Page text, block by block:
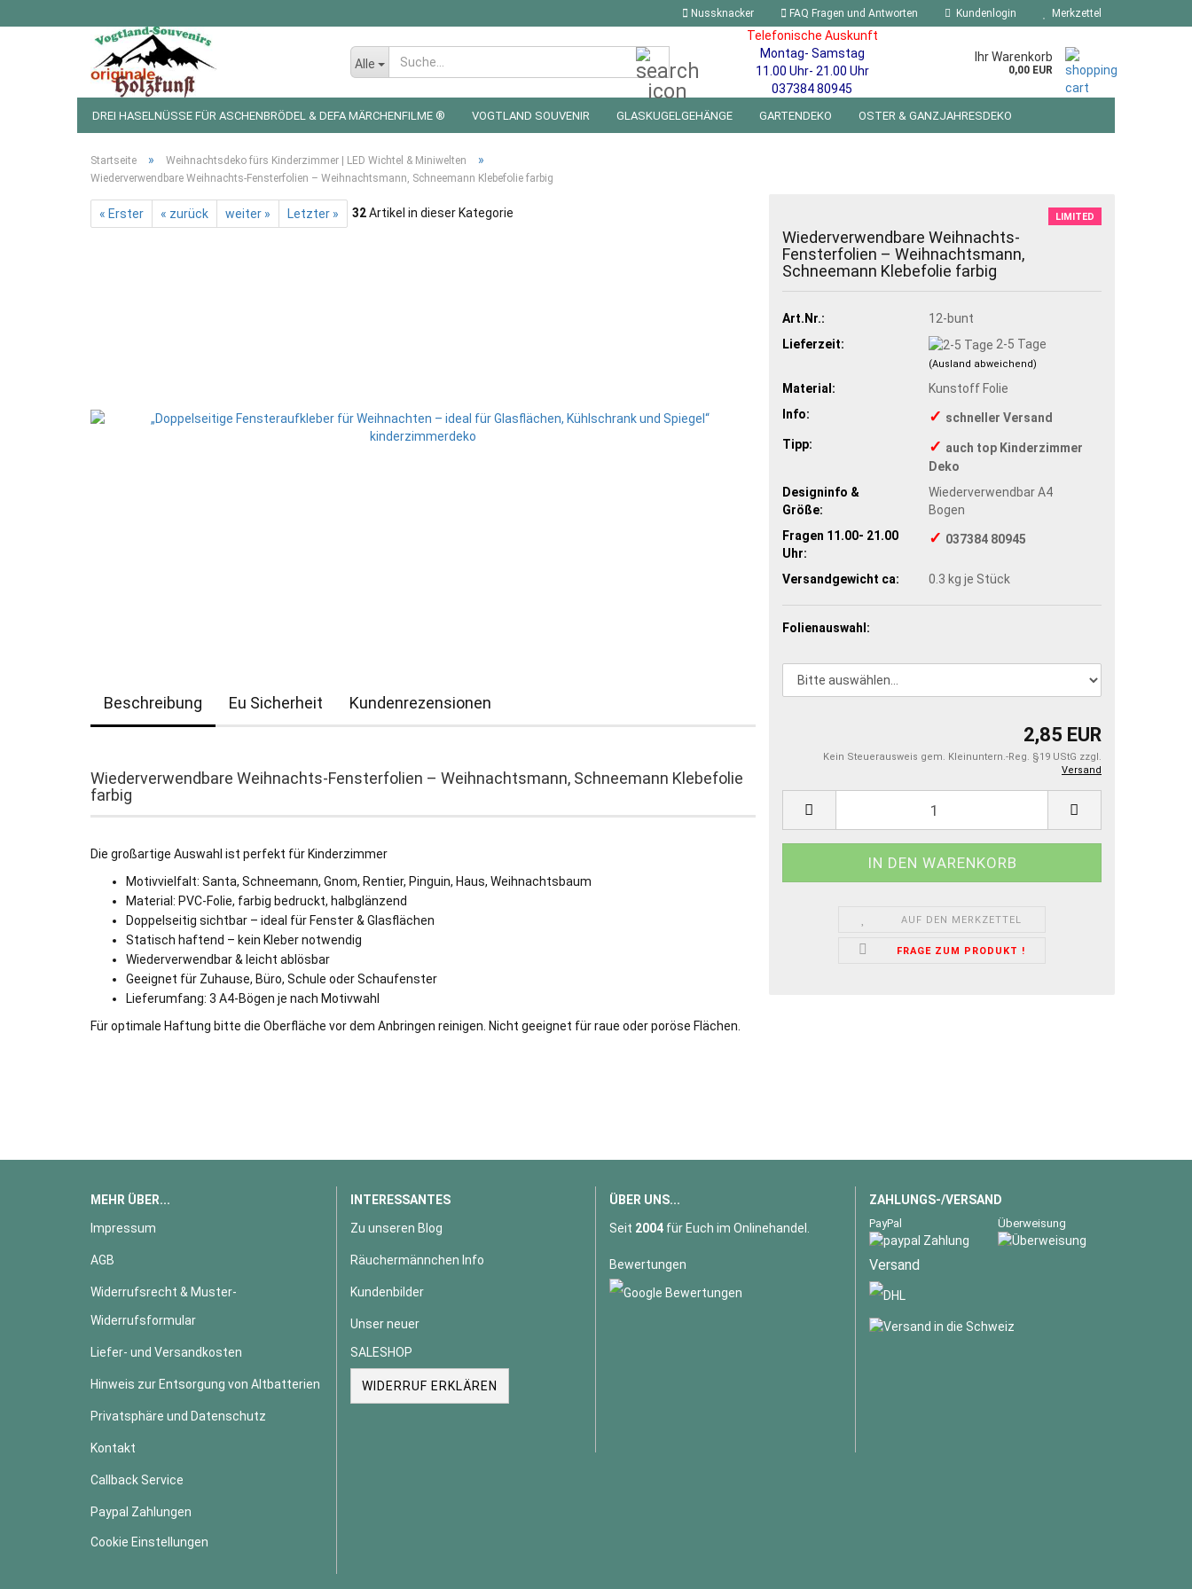
Nussknacker FAQ Fragen und Antworten Kundenlogin Merkzettel
Alle
Telefonische Auskunft
Montag- Samstag
11.00 Uhr- 21.00 Uhr
037384 80945
Ihr Warenkorb
0,00 EUR
DREI HASELNÜSSE FÜR ASCHENBRÖDEL & DEFA MÄRCHENFILME ® VOGTLAND SOUVENIR GLASKUGELGEHÄNGE GARTENDEKO OSTER & GANZJAHRESDEKO
Startseite » Weihnachtsdeko fürs Kinderzimmer | LED Wichtel & Miniwelten »
Wiederverwendbare Weihnachts-Fensterfolien – Weihnachtsmann, Schneemann Klebefolie farbig
« Erster « zurück weiter » Letzter » 32Artikel in dieser Kategorie LIMITED
Wiederverwendbare Weihnachts-
Fensterfolien – Weihnachtsmann,
Schneemann Klebefolie farbig
Art.Nr.:
12-bunt
Lieferzeit:
2-5 Tage
(Ausland abweichend)
Material:
Kunstoff Folie
Info:
✓ schneller Versand
Tipp:
✓ auch top Kinderzimmer
Deko
Designinfo &
Größe:
Wiederverwendbar A4
Bogen
Fragen 11.00- 21.00
Uhr:
✓ 037384 80945
Versandgewicht ca: 0.3 kg je Stück
Folienauswahl:
2,85 EUR
Kein Steuerausweis gem. Kleinuntern.-Reg. §19 UStG zzgl.
Versand
AUF DEN MERKZETTEL
FRAGE ZUM PRODUKT !
Beschreibung Eu Sicherheit Kundenrezensionen
Wiederverwendbare Weihnachts-Fensterfolien – Weihnachtsmann, Schneemann Klebefolie
farbig
Die großartige Auswahl ist perfekt für Kinderzimmer
Motivvielfalt: Santa, Schneemann, Gnom, Rentier, Pinguin, Haus, Weihnachtsbaum
Material: PVC-Folie, farbig bedruckt, halbglänzend
Doppelseitig sichtbar – ideal für Fenster & Glasflächen
Statisch haftend – kein Kleber notwendig
Wiederverwendbar & leicht ablösbar
Geeignet für Zuhause, Büro, Schule oder Schaufenster
Lieferumfang: 3 A4-Bögen je nach Motivwahl
Für optimale Haftung bitte die Oberfläche vor dem Anbringen reinigen. Nicht geeignet für raue oder poröse Flächen.
MEHR ÜBER...
Impressum
AGB
Widerrufsrecht & Muster-
Widerrufsformular
Liefer- und Versandkosten
Hinweis zur Entsorgung von Altbatterien
Privatsphäre und Datenschutz
Kontakt
Callback Service
Paypal Zahlungen
Cookie Einstellungen
INTERESSANTES
Zu unseren Blog
Räuchermännchen Info
Kundenbilder
Unser neuer
SALESHOP
WIDERRUF ERKLÄREN
ÜBER UNS...
Seit 2004 für Euch im Onlinehandel.
Bewertungen
ZAHLUNGS-/VERSAND
PayPal Überweisung
Versand